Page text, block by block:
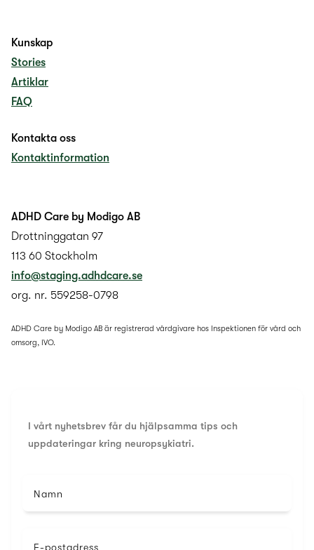
Kunskap
Stories
Artiklar
FAQ
Kontakta oss
Kontaktinformation
ADHD Care by Modigo AB
Drottninggatan 97
113 60 Stockholm
info@staging.adhdcare.se
org. nr. 559258-0798
ADHD Care by Modigo AB är registrerad vårdgivare hos Inspektionen för vård och
omsorg, IVO.
I vårt nyhetsbrev får du hjälpsamma tips och
uppdateringar kring neuropsykiatri.
Namn
E-postadress